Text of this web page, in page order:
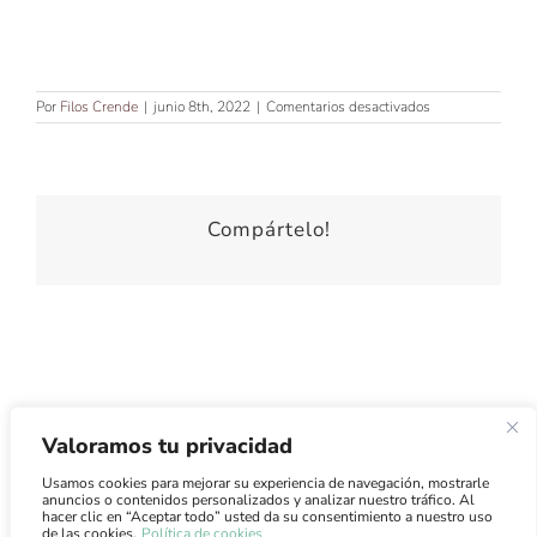
Valoramos tu privacidad
Usamos cookies para mejorar su experiencia de navegación, mostrarle
anuncios o contenidos personalizados y analizar nuestro tráfico. Al
hacer clic en “Aceptar todo” usted da su consentimiento a nuestro uso
Por Filos Crende | junio 8th, 2022 | Comentarios desactivados
Compártelo!
Atención al Cliente·Condiciones de Uso·Condiciones de
Venta·Envíos